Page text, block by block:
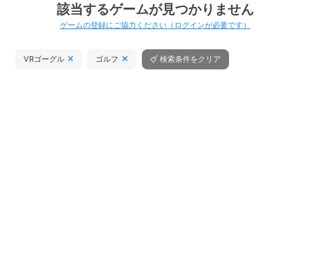
該当するゲームが見つかりません
ゲームの登録にご協力ください（ログインが必要です）
VRゴーグル ゴルフ 検索条件をクリア